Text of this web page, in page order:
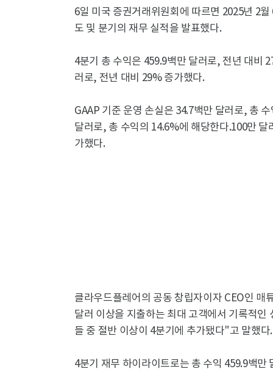
6일 미국 증권거래위원회에 따르면 2025년 2
도 및 분기의 재무 실적을 발표했다.
4분기 총 수익은 459.9백만 달러로, 전년 대비
러로, 전년 대비 29% 증가했다.
GAAP 기준 운영 손실은 34.7백만 달러로, 총
달러로, 총 수익의 14.6%에 해당한다.100만
가했다.
클라우드플레어의 공동 창립자이자 CEO인
달러 이상을 지출하는 최대 고객에서 기록적
들 중 절반 이상이 4분기에 추가됐다"고 말했다.
4분기 재무 하이라이트로는 총 수익 459.9백